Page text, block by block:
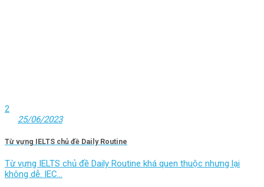
2
25/06/2023
Từ vựng IELTS chủ đề Daily Routine
Từ vựng IELTS chủ đề Daily Routine khá quen thuộc nhưng lại
không dễ. IEC...